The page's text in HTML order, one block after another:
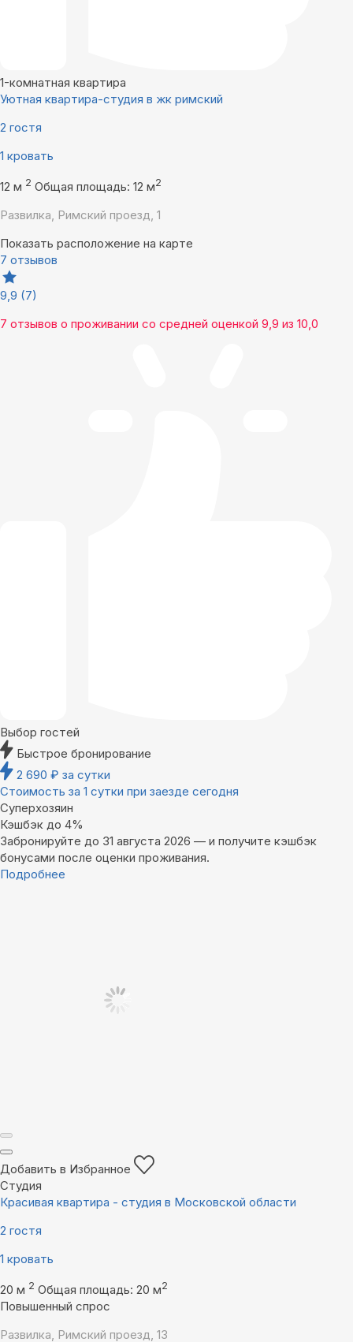
1-комнатная квартира
Уютная квартира-студия в жк римский
2 гостя
1 кровать
12 м 2 Общая площадь: 12 м2
Развилка, Римский проезд, 1
Показать расположение на карте
7 отзывов
9,9 (7)
7 отзывов о проживании со средней оценкой 9,9 из 10,0
Выбор гостей
Быстрое бронирование
2 690 ₽ за сутки
Стоимость за 1 сутки при заезде сегодня
Суперхозяин
Кэшбэк до 4%
Забронируйте до 31 августа 2026 — и получите кэшбэк
бонусами после оценки проживания.
Подробнее
Добавить в Избранное
Студия
Красивая квартира - студия в Московской области
2 гостя
1 кровать
20 м 2 Общая площадь: 20 м2
Повышенный спрос
Развилка, Римский проезд, 13